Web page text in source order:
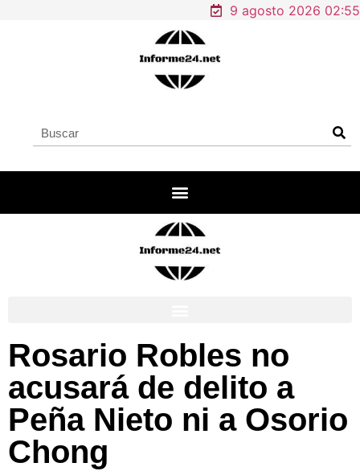
9 agosto 2026 02:55
Rosario Robles no
acusará de delito a
Peña Nieto ni a Osorio
Chong